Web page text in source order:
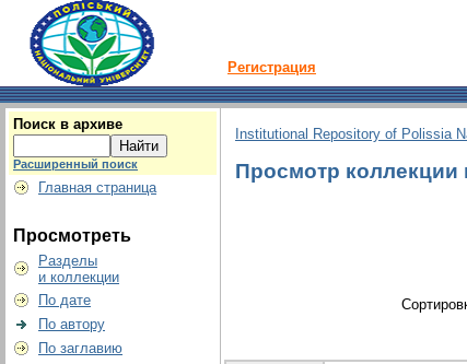
Регистрация
Поиск в архиве
Расширенный поиск
Главная страница
Просмотреть
Разделы
и коллекции
По дате
По автору
По заглавию
Institutional Repository of Polissia
Просмотр коллекции